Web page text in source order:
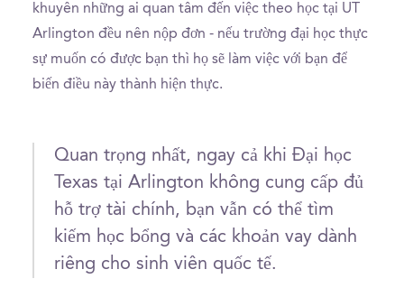
khuyên những ai quan tâm đến việc theo học tại UT
Arlington đều nên nộp đơn - nếu trường đại học thực
sự muốn có được bạn thì họ sẽ làm việc với bạn để
biến điều này thành hiện thực.
Quan trọng nhất, ngay cả khi Đại học
Texas tại Arlington không cung cấp đủ
hỗ trợ tài chính, bạn vẫn có thể tìm
kiếm học bổng và các khoản vay dành
riêng cho sinh viên quốc tế.